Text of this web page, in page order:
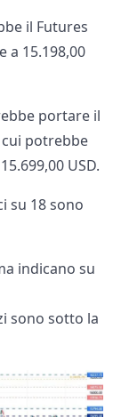
il Futures
a 15.198,00
portare il
cui potrebbe
USD.
su 18 sono
indicano su
sono sotto la